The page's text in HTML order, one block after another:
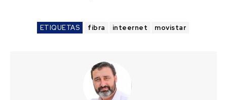
ETIQUETAS fibra inteernet movistar